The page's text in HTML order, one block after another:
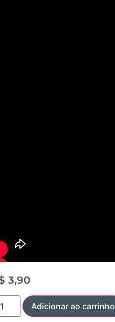
3,90
Adicionar ao carrinho